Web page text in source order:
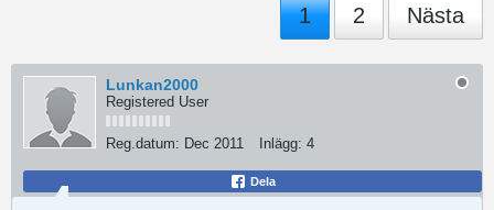
1 2 Nästa
Lunkan2000
Registered User
Reg.datum: Dec 2011 Inlägg: 4
Dela